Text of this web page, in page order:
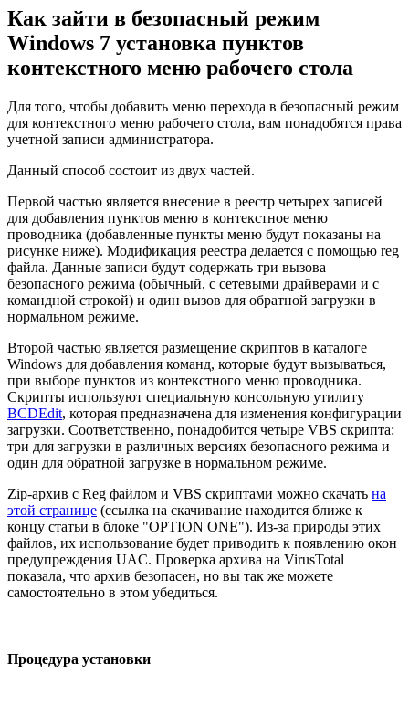
Как зайти в безопасный режим
Windows 7 установка пунктов
контекстного меню рабочего стола
Для того, чтобы добавить меню перехода в безопасный режим
для контекстного меню рабочего стола, вам понадобятся права
учетной записи администратора.
Данный способ состоит из двух частей.
Первой частью является внесение в реестр четырех записей
для добавления пунктов меню в контекстное меню
проводника (добавленные пункты меню будут показаны на
рисунке ниже). Модификация реестра делается с помощью reg
файла. Данные записи будут содержать три вызова
безопасного режима (обычный, с сетевыми драйверами и с
командной строкой) и один вызов для обратной загрузки в
нормальном режиме.
Второй частью является размещение скриптов в каталоге
Windows для добавления команд, которые будут вызываться,
при выборе пунктов из контекстного меню проводника.
Скрипты используют специальную консольную утилиту
BCDEdit, которая предназначена для изменения конфигурации
загрузки. Соответственно, понадобится четыре VBS скрипта:
три для загрузки в различных версиях безопасного режима и
один для обратной загрузке в нормальном режиме.
Zip-архив с Reg файлом и VBS скриптами можно скачать на
этой странице (ссылка на скачивание находится ближе к
концу статьи в блоке "OPTION ONE"). Из-за природы этих
файлов, их использование будет приводить к появлению окон
предупреждения UAC. Проверка архива на VirusTotal
показала, что архив безопасен, но вы так же можете
самостоятельно в этом убедиться.
Процедура установки